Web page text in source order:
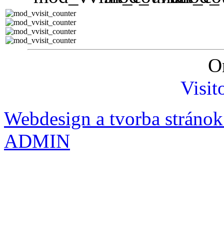
Webdesign a tvorba
ADMIN